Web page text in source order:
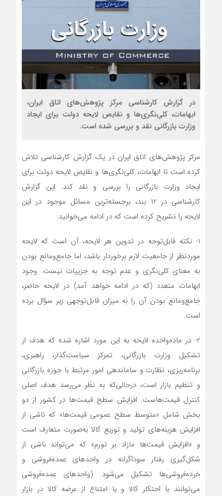
در گزارش کارشناسی مرکز پژوهش‌های اتاق ایران،
ابهامات، کلی‌نگری‌ها و نقایص لایحه دولت برای ایجاد
وزارت بازرگانی نقد و بررسی شده است.
مرکز پژوهش‌های اتاق ایران در یک گزارش کارشناسی تلاش
کرده است تا ابهامات، کلی‌نگری‌ها و نقایص لایحه دولت برای
ایجاد وزارت بازرگانی را بررسی و نقد کند. این گزارش
کارشناسی در 12 بند، برجسته‌ترین مسائل موجود در این
لایحه را تشریح کرده است که در ادامه می‌خوانید:
1- نکته قابل‌توجه در تدوین هر لایحه، آن است که لایحه
موردنظر از جامعیت لازم برخوردار باشد، اما جامع‌ومانع بودن
به معنای کلی‌نگری و عدم توجه به جزییات نیست. وجود
ابهامات متعدد (که در ادامه خواهد آمد) در لایحه حاضر،
جامع‌ومانع بودن آن را به میزان قابل‌توجهی زیر سؤال برده
است.
2- در ماده‌واحده لایحه به این مورد اشاره شده که هدف از
تشکیل وزارت بازرگانی، تمرکز سیاست‌گذار، راهبری،
برنامه‌ریزی، نظارت و ساماندهی امور مرتبط با حوزه بازرگانی
و تنظیم بازار است، درحالی‌که به نظر می‌رسد هدف اصلی
کنترل قیمت‌هاست. افزایش سطح قیمت‌ها در کشور از دو
بخش شامل «متوسط سطح عمومی قیمت‌ها» که ناشی از
افزایش هزینه‌های تولید و توزیع کالا به‌صورت متعارف است
و «افزایش قیمت‌ها مازاد بر تورم» که می‌تواند ناشی از
شکل‌گیری رفتار سوداگرانه در واحدهای عمده‌فروشی و
خرده‌فروشی‌ها تشکیل می‌شود. (واحدهای عمده‌فروشی
می‌توانند با احتکار کالا و یا امتناع از عرضه کالا در بازار